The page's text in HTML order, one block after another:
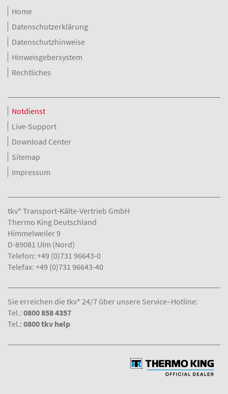
Home
Datenschutzerklärung
Datenschutzhinweise
Hinweisgebersystem
Rechtliches
Notdienst
Live-Support
Download Center
Sitemap
Impressum
tkv* Transport-Kälte-Vertrieb GmbH
Thermo King Deutschland
Himmelweiler 9
D-89081 Ulm (Nord)
Telefon: +49 (0)731 96643-0
Telefax: +49 (0)731 96643-40
Sie erreichen die tkv* 24/7 über unsere Service–Hotline:
Tel.: 0800 858 4357
Tel.: 0800 tkv help